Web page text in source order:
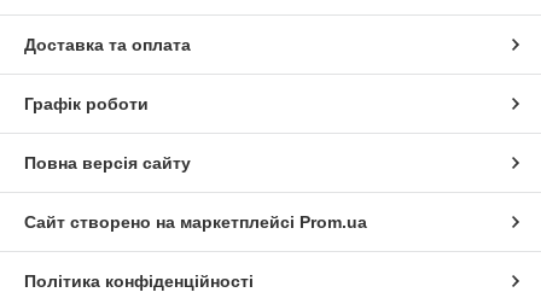
Доставка та оплата
Графік роботи
Повна версія сайту
Сайт створено на маркетплейсі Prom.ua
Політика конфіденційності